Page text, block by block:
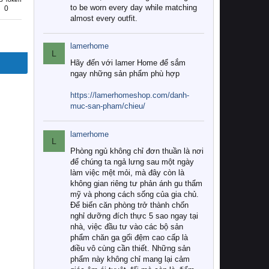
0
to be worn every day while matching
almost every outfit.
L
lamerhome
Hãy đến với lamer Home để sắm
ngay những sản phẩm phù hợp
https://lamerhomeshop.com/danh-
muc-san-pham/chieu/
L
lamerhome
Phòng ngủ không chỉ đơn thuần là nơi
để chúng ta ngả lưng sau một ngày
làm việc mệt mỏi, mà đây còn là
không gian riêng tư phản ánh gu thẩm
mỹ và phong cách sống của gia chủ.
Để biến căn phòng trở thành chốn
nghỉ dưỡng đích thực 5 sao ngay tại
nhà, việc đầu tư vào các bộ sản
phẩm chăn ga gối đệm cao cấp là
điều vô cùng cần thiết. Những sản
phẩm này không chỉ mang lại cảm